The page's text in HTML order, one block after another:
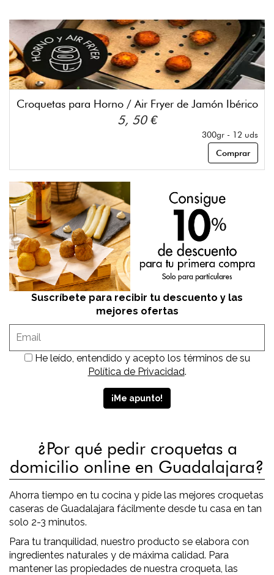
Croquetas para Horno / Air Fryer de Jamón Ibérico
5, 50 €
300gr - 12 uds
Comprar
Suscríbete para recibir tu descuento y las
mejores ofertas
He leído, entendido y acepto los términos de su
Política de Privacidad.
¿Por qué pedir croquetas a
domicilio online en Guadalajara?
Ahorra tiempo en tu cocina y pide las mejores croquetas
caseras de Guadalajara fácilmente desde tu casa en tan
solo 2-3 minutos.
Para tu tranquilidad, nuestro producto se elabora con
ingredientes naturales y de máxima calidad. Para
mantener las propiedades de nuestra croqueta, las